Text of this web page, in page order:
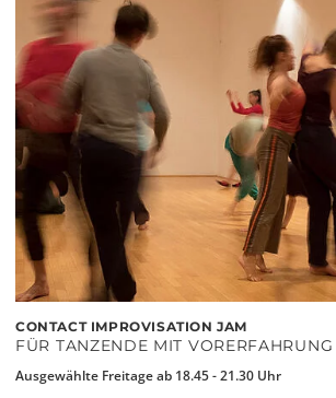
CONTACT IMPROVISATION JAM
FÜR TANZENDE MIT VORERFAHRUNG
Ausgewählte Freitage ab 18.45 - 21.30 Uhr